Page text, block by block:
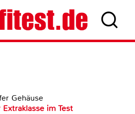
Gehäuse
im Test